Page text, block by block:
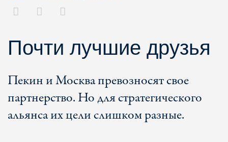
Почти лучшие друзья
Пекин и Москва превозносят свое
партнерство. Но для стратегического
альянса их цели слишком разные.